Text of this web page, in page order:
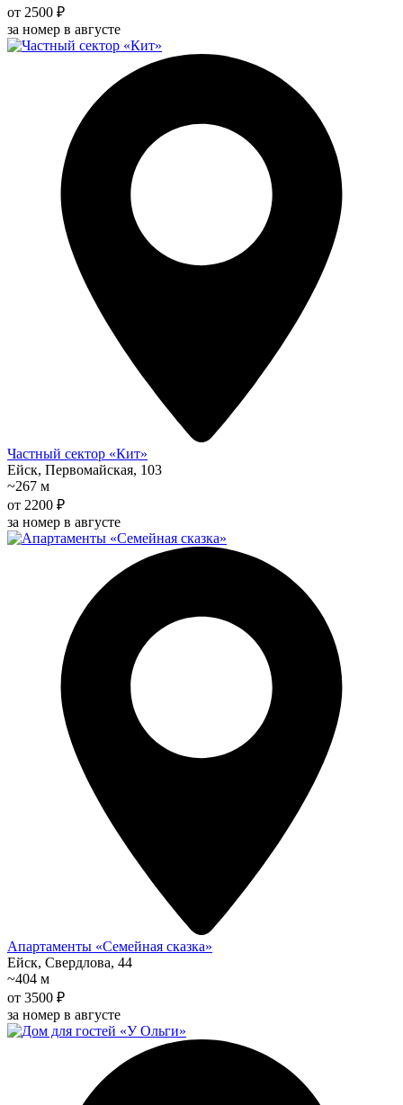
от 2500 ₽
за номер в августе
Частный сектор «Кит»
Ейск, Первомайская, 103
~267 м
от 2200 ₽
за номер в августе
Апартаменты «Семейная сказка»
Ейск, Свердлова, 44
~404 м
от 3500 ₽
за номер в августе